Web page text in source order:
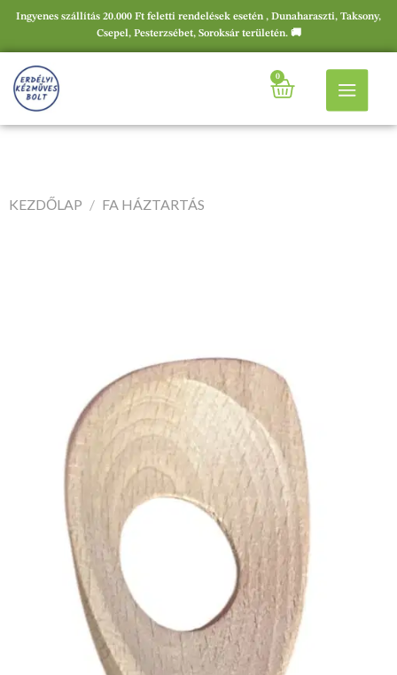
Ingyenes szállítás 20.000 Ft feletti rendelések esetén , Dunaharaszti, Taksony,
Csepel, Pesterzsébet, Soroksár területén. 🚚
0
KEZDŐLAP / FA HÁZTARTÁS